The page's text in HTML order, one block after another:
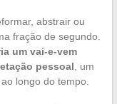
abstrair ou
fração de segundo.
um vai-e-vem
pessoal, um
longo do tempo.